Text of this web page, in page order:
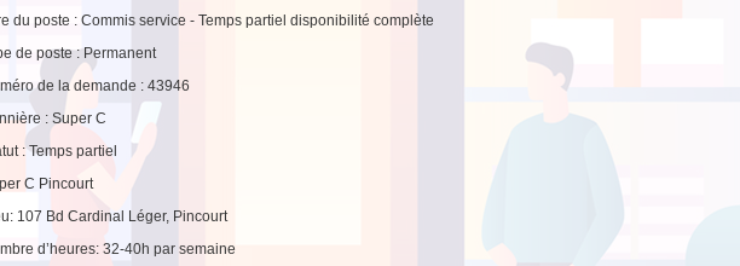
du poste : Commis service - Temps partiel disponibilité complète
de poste : Permanent
de la demande : 43946
: Super C
: Temps partiel
C Pincourt
107 Bd Cardinal Léger, Pincourt
d’heures: 32-40h par semaine